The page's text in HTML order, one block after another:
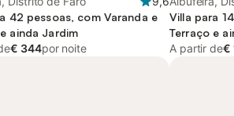
42 pessoas, com Varanda e
ainda Jardim
€ 344por noite
Villa para
Terraço e
A partir de€